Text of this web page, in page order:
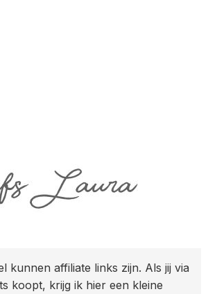
kunnen affiliate links zijn. Als jij via
koopt, krijg ik hier een kleine